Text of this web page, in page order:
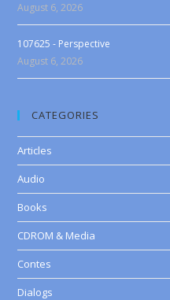
August 6, 2026
107625 - Perspective
August 6, 2026
CATEGORIES
Articles
Audio
Books
CDROM & Media
Contes
Dialogs